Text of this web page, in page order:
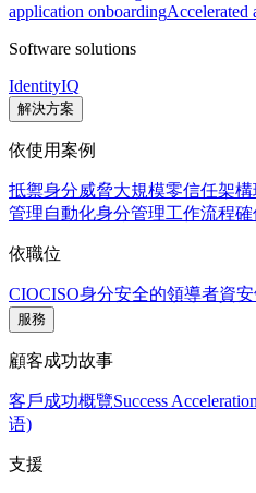
application onboardingAccelerated
Software solutions
IdentityIQ
解決方案
依使用案例
抵禦身分威脅大規模零信任架構
管理自動化身分管理工作流程確
依職位
CIOCISO身分安全的領導者資
服務
顧客成功故事
客戶成功概覽Success
语)
支援